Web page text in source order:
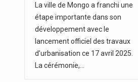
La ville de Mongo a franchi une
étape importante dans son
développement avec le
lancement officiel des travaux
d’urbanisation ce 17 avril 2025.
La cérémonie,…